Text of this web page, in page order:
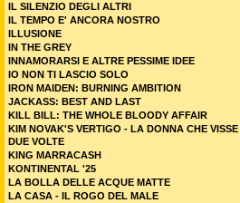
IL SILENZIO DEGLI ALTRI
IL TEMPO E' ANCORA NOSTRO
ILLUSIONE
IN THE GREY
INNAMORARSI E ALTRE PESSIME IDEE
IO NON TI LASCIO SOLO
IRON MAIDEN: BURNING AMBITION
JACKASS: BEST AND LAST
KILL BILL: THE WHOLE BLOODY AFFAIR
KIM NOVAK'S VERTIGO - LA DONNA CHE VISSE
DUE VOLTE
KING MARRACASH
KONTINENTAL '25
LA BOLLA DELLE ACQUE MATTE
LA CASA - IL ROGO DEL MALE